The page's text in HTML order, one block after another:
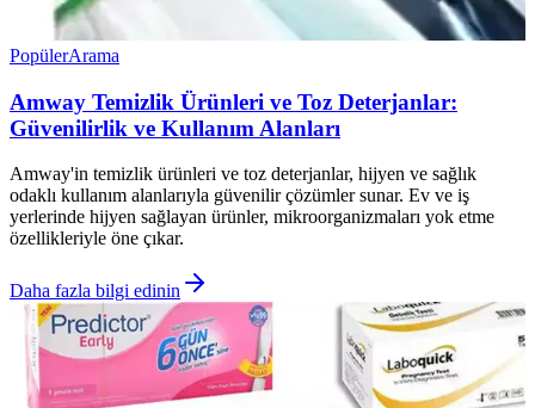
PopülerArama
Amway Temizlik Ürünleri ve Toz Deterjanlar:
Güvenilirlik ve Kullanım Alanları
Amway'in temizlik ürünleri ve toz deterjanlar, hijyen ve sağlık
odaklı kullanım alanlarıyla güvenilir çözümler sunar. Ev ve iş
yerlerinde hijyen sağlayan ürünler, mikroorganizmaları yok etme
özellikleriyle öne çıkar.
Daha fazla bilgi edinin